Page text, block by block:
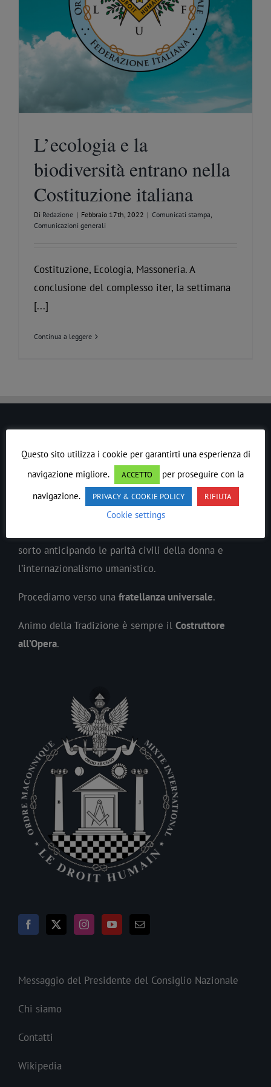
L’ecologia e la
biodiversità entrano nella
Costituzione italiana
Di Redazione | Febbraio 17th, 2022 | Comunicati stampa,
Comunicazioni generali
Costituzione, Ecologia, Massoneria. A
conclusione del complesso iter, la settimana
[...]
Continua a leggere
Lavoro Massonico
precedendo lo spirito del suo tempo.
Ordine Massonico Misto Internazionale di Rito
sorto anticipando le parità civili della donna e
l’internazionalismo umanistico.
Procediamo verso una fratellanza universale.
Animo della Tradizione è sempre il Costruttore
all’Opera.
Messaggio del Presidente del Consiglio Nazionale
Chi siamo
Contatti
Wikipedia
Questo sito utilizza i cookie per garantirti una esperienza di
navigazione migliore.
ACCETTO
per proseguire con la
navigazione.
PRIVACY & COOKIE POLICY RIFIUTA
Cookie settings